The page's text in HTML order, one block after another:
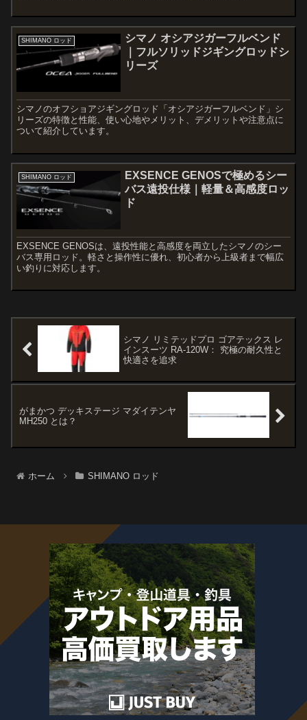
SHIMANO ロッド
シマノ オシアジガーフルベンド
｜フルソリッドジギングロッドシ
リーズ
シマノのオフショアジギングロッド「オシアジガーフルベンド」シ
リーズの特徴と性能、使い心地やメリット、デメリットや注意点に
ついて紹介しています。
SHIMANO ロッド
EXSENCE GENOSで極めるシー
バス遠投仕様｜軽量＆高感度ロッ
ド
EXSENCE GENOSは、遠投性能と高感度を両立したシマノのシー
バス専用ロッド。軽さと操作性に優れ、初心者から上級者まで幅広
い釣りに対応します。
シマノ リミテッドプロ ゴアテックス レ
インスーツ RA-120W： 究極の耐久性と
快適さを追求
がまかつ デッキステージ マダイテンヤ
MH250 とは？
ホーム SHIMANO ロッド